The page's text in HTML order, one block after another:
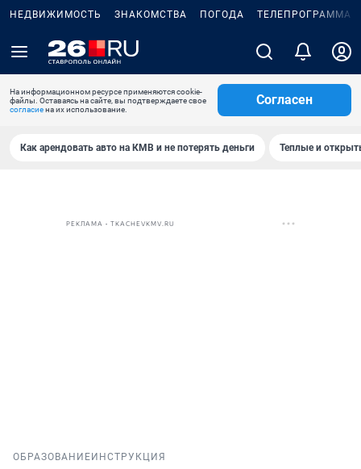
НЕДВИЖИМОСТЬ ЗНАКОМСТВА ПОГОДА ТЕЛЕПРОГРАММА
На информационном ресурсе применяются cookie-
файлы. Оставаясь на сайте, вы подтверждаете свое
согласиена их использование.
Согласен
Как арендовать авто на КМВ и не потерять деньги Теплые и
РЕКЛАМА • TKACHEVKMV.RU
ОБРАЗОВАНИЕ ИНСТРУКЦИЯ